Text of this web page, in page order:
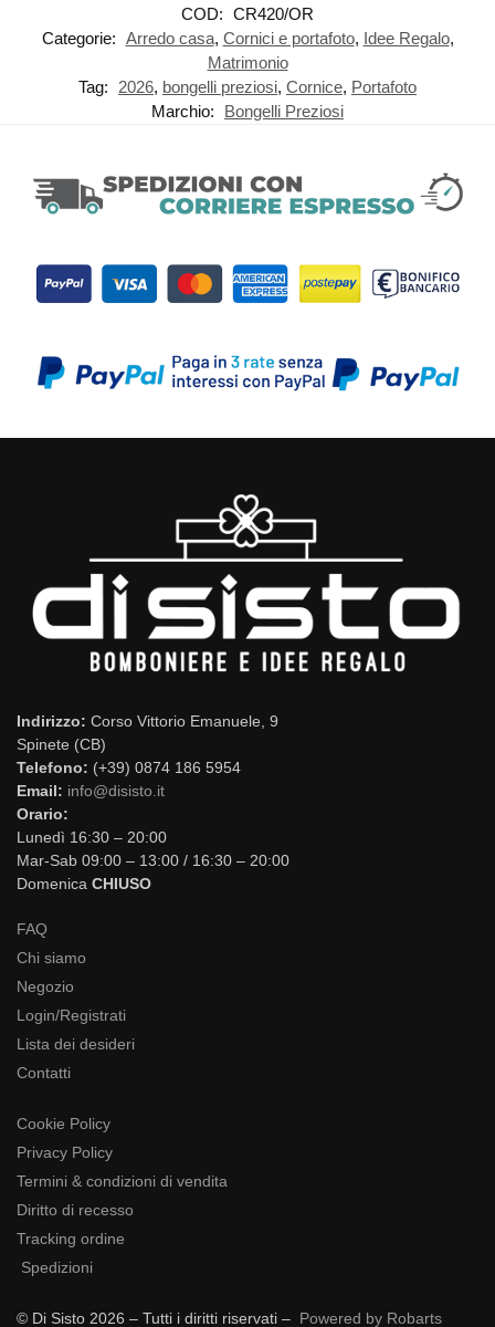
COD: CR420/OR
Categorie: Arredo casa, Cornici e portafoto, Idee Regalo,
Matrimonio
Tag:
2026, bongelli preziosi, Cornice, Portafoto
Marchio:
Bongelli Preziosi
Indirizzo: Corso Vittorio Emanuele, 9
Spinete (CB)
Telefono: (+39) 0874 186 5954
Email: info@disisto.it
Orario:
Lunedì 16:30 – 20:00
Mar-Sab 09:00 – 13:00 / 16:30 – 20:00
Domenica CHIUSO
FAQ
Chi siamo
Negozio
Login/Registrati
Lista dei desideri
Contatti
Cookie Policy
Privacy Policy
Termini & condizioni di vendita
Diritto di recesso
Tracking ordine
Spedizioni
© Di Sisto 2026 – Tutti i diritti riservati – Powered by Robarts